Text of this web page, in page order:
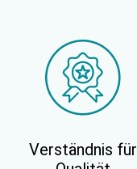
Verständnis für